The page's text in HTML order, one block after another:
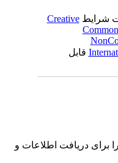
شرایطCreative
قابل
برای دریافت اطلاعات و